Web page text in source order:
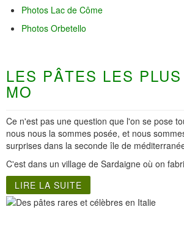
Photos Lac de Côme
Photos Orbetello
LES PÂTES LES
MO
Ce n'est pas une question que l'on se pose
nous nous la sommes posée, et nous
surprises dans la seconde île de
C'est dans un village de Sardaigne où on
LIRE LA SUITE